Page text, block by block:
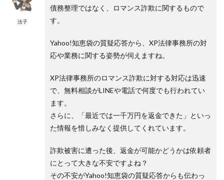
法子
債務整理ではなく、ロマンス詐欺に関するもので
す。
Yahoo!知恵袋の質疑応答から、XP法律事務所の対
応や業務に関する姿勢が伺えますね。
XP法律事務所のロマンス詐欺に対する対応は迅速
で、無料相談がLINEや電話で何度でも行われてい
ます。
さらに、「最近では一千万円を返金できた」といっ
た情報を惜しみなく提供してくれています。
詐欺被害に遭った後、返金が可能かどうかは依頼者
にとって大きな不安ですよね？
その不安がYahoo!知恵袋の質疑応答からも伝わっ